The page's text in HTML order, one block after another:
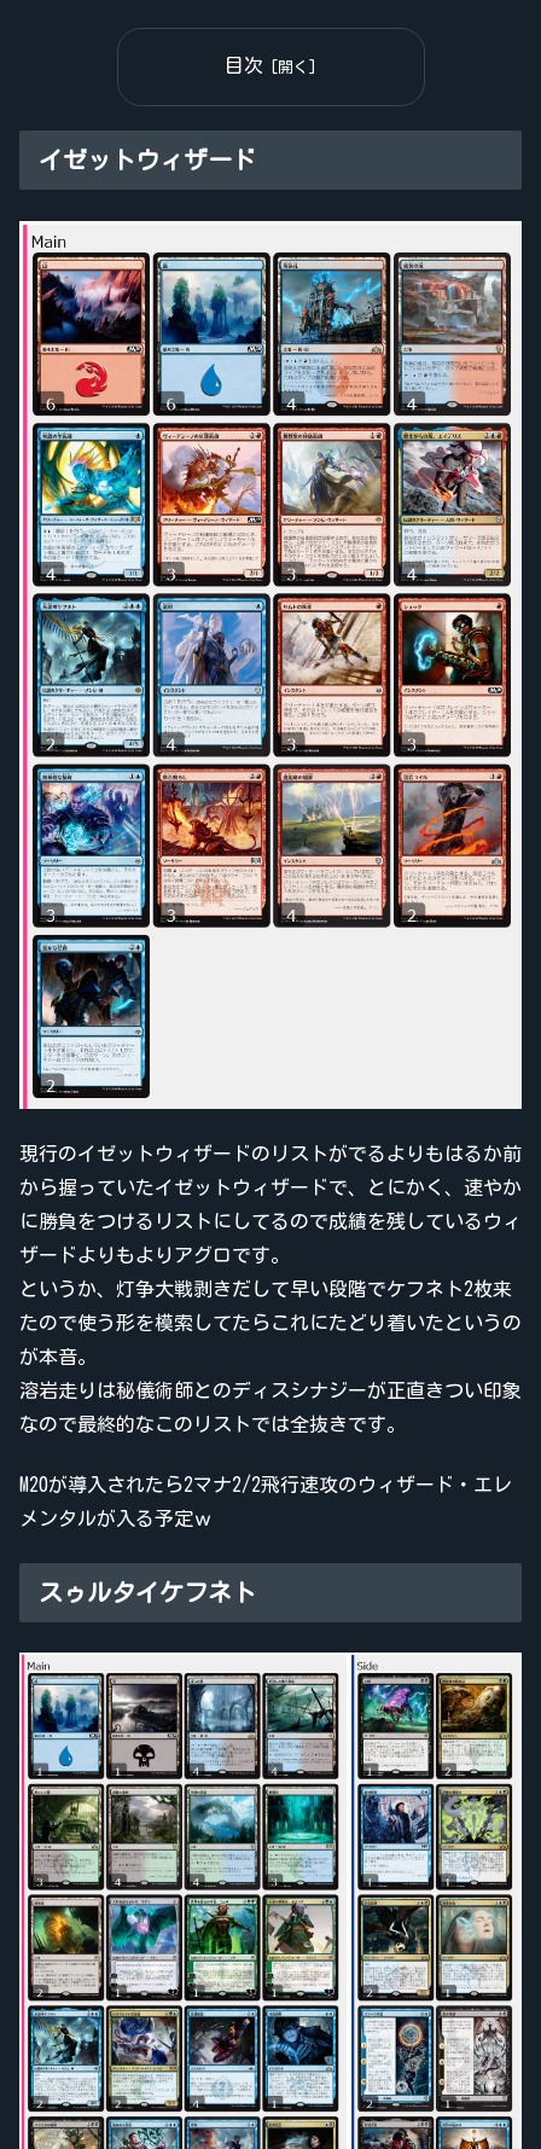
目次
イゼットウィザード
現行のイゼットウィザードのリストがでるよりもはるか前
から握っていたイゼットウィザードで、とにかく、速やか
に勝負をつけるリストにしてるので成績を残しているウィ
ザードよりもよりアグロです。
というか、灯争大戦剥きだして早い段階でケフネト2枚来
たので使う形を模索してたらこれにたどり着いたというの
が本音。
溶岩走りは秘儀術師とのディスシナジーが正直きつい印象
なので最終的なこのリストでは全抜きです。
M20が導入されたら2マナ2/2飛行速攻のウィザード・エレ
メンタルが入る予定ｗ
スゥルタイケフネト